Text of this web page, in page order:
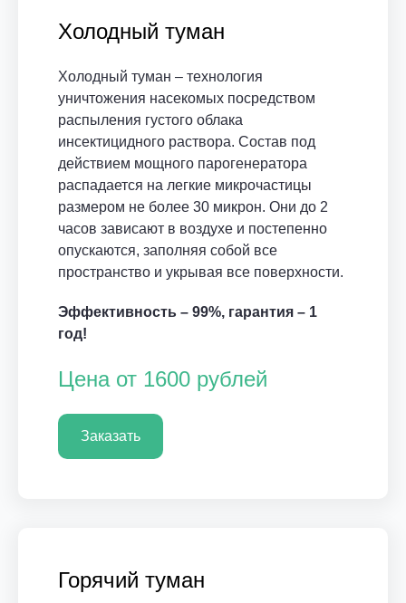
Холодный туман
Холодный туман – технология
уничтожения насекомых посредством
распыления густого облака
инсектицидного раствора. Состав под
действием мощного парогенератора
распадается на легкие микрочастицы
размером не более 30 микрон. Они до 2
часов зависают в воздухе и постепенно
опускаются, заполняя собой все
пространство и укрывая все поверхности.
Эффективность – 99%, гарантия – 1
год!
Цена от 1600 рублей
Заказать
Горячий туман